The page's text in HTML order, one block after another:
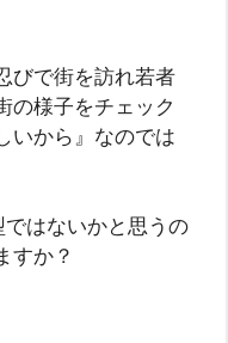
びで街を訪れ若者
の様子をチェック
いから』なのでは
はないかと思うの
すか？